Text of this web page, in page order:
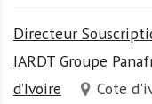
Directeur
IARDT Groupe
d’Ivoire
Cote